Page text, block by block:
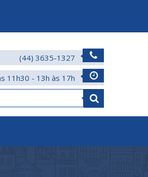
(44) 3635-1327
11h30 - 13h às 17h